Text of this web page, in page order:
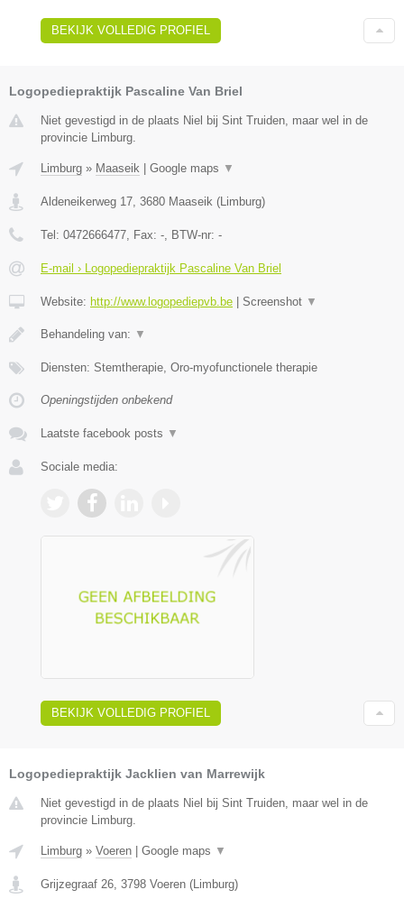
BEKIJK VOLLEDIG PROFIEL
Logopediepraktijk Pascaline Van Briel
Niet gevestigd in de plaats Niel bij Sint Truiden, maar wel in de
provincie Limburg.
Limburg » Maaseik Google maps ▼
Aldeneikerweg 17, 3680 Maaseik (Limburg)
Tel: 0472666477, Fax: -, BTW-nr: -
E-mail › Logopediepraktijk Pascaline Van Briel
Website: http://www.logopediepvb.be Screenshot ▼
Behandeling van: ▼
Diensten: Stemtherapie, Oro-myofunctionele therapie
Openingstijden onbekend
Laatste facebook posts ▼
Sociale media:
BEKIJK VOLLEDIG PROFIEL
Logopediepraktijk Jacklien van Marrewijk
Niet gevestigd in de plaats Niel bij Sint Truiden, maar wel in de
provincie Limburg.
Limburg » Voeren Google maps ▼
Grijzegraaf 26 3798 Voeren ( Limburg)